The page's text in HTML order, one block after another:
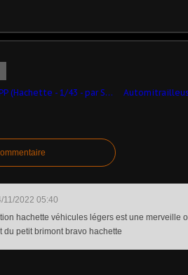
​Peugeot J7 ambulance BSPP (Hachette - 1/43 - par Stéphane et Sylvain J.)​
11/2022 05:40
hachette véhicules légers est une merveille
du petit brimont bravo hachette